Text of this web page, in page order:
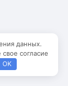
данных.
согласие
OK